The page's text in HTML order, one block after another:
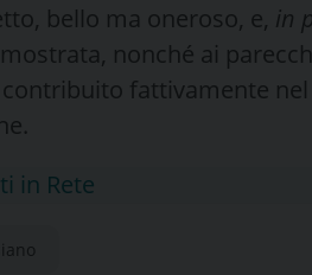
bello ma oneroso, e, in
nonché ai
fattivamente